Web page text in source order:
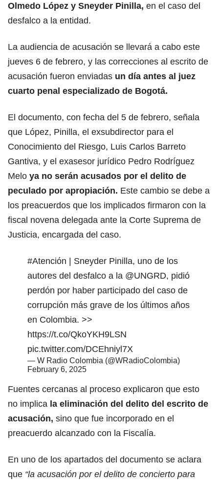
Olmedo López y Sneyder Pinilla, en el caso del
desfalco a la entidad.
La audiencia de acusación se llevará a cabo este
jueves 6 de febrero, y las correcciones al escrito de
acusación fueron enviadas un día antes al juez
cuarto penal especializado de Bogotá.
El documento, con fecha del 5 de febrero, señala
que López, Pinilla, el exsubdirector para el
Conocimiento del Riesgo, Luis Carlos Barreto
Gantiva, y el exasesor jurídico Pedro Rodríguez
Melo ya no serán acusados por el delito de
peculado por apropiación. Este cambio se debe a
los preacuerdos que los implicados firmaron con la
fiscal novena delegada ante la Corte Suprema de
Justicia, encargada del caso.
#Atención | Sneyder Pinilla, uno de los
autores del desfalco a la @UNGRD, pidió
perdón por haber participado del caso de
corrupción más grave de los últimos años
en Colombia. >>
https://t.co/QkoYKH9LSN
pic.twitter.com/DCEhniyl7X
— W Radio Colombia (@WRadioColombia)
February 6, 2025
Fuentes cercanas al proceso explicaron que esto
no implica la eliminación del delito del escrito de
acusación, sino que fue incorporado en el
preacuerdo alcanzado con la Fiscalía.
En uno de los apartados del documento se aclara
que “la acusación por el delito de concierto para